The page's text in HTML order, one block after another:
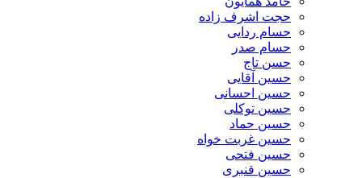
حجت اشرف زاده
حسام ردایی
حسام صدر
حسن تاج
حسین آقایی
حسین احسانی
حسین توکلی
حسین حماد
حسین غربت خواه
حسین فتحی
حسین قنبری